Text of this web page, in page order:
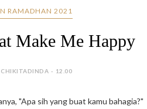
RAMADHAN 2021
Make Me Happy
CHIKITADINDA - 12.00
"Apa sih yang buat kamu bahagia?"